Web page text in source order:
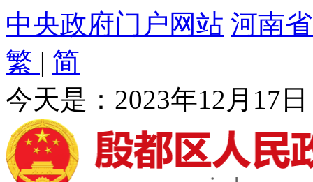
中央政府门户网站 河南
繁 | 简
今天是： 2023年12月17